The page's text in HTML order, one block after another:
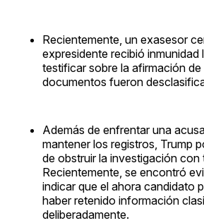
Recientemente, un exasesor
expresidente recibió inmunidad
testificar sobre la afirmación de
documentos fueron
Además de enfrentar una
mantener los registros, Trump
de obstruir la investigación con
Recientemente, se encontró
indicar que el ahora candidato
haber retenido información
deliberadamente.